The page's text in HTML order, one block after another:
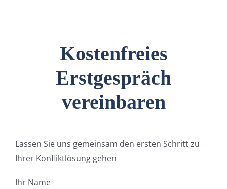
Kostenfreies
Erstgespräch
vereinbaren
Lassen Sie uns gemeinsam den ersten Schritt zu
Ihrer Konfliktlösung gehen
Ihr Name